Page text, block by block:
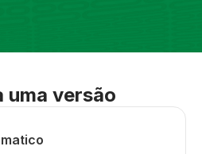
uma versão